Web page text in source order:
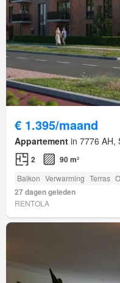
€ 1.395/maand
Appartement in 7776 AH,
2 90 m²
Balkon Verwarming Terras
27 dagen geleden
RENTOLA